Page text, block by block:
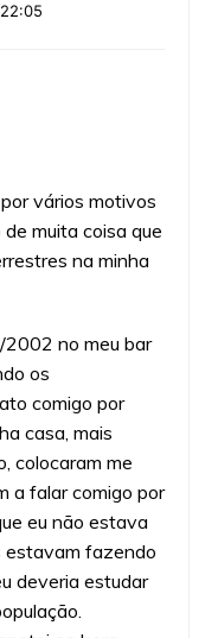
vários motivos
muita coisa que
na minha
no meu bar
os
comigo por
casa, mais
colocaram me
a falar comigo por
eu não estava
estavam fazendo
deveria estudar